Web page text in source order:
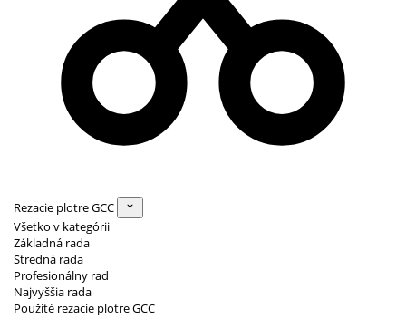
Rezacie plotre GCC
Všetko v kategórii
Základná rada
Stredná rada
Profesionálny rad
Najvyššia rada
Použité rezacie plotre GCC